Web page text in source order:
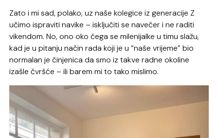
Zato i mi sad, polako, uz naše kolegice iz generacije Z
učimo ispraviti navike – isključiti se navečer i ne raditi
vikendom. No, ono oko čega se milenijalke u timu slažu,
kad je u pitanju način rada koji je u “naše vrijeme” bio
normalan je činjenica da smo iz takve radne okoline
izašle čvršće – ili barem mi to tako mislimo.